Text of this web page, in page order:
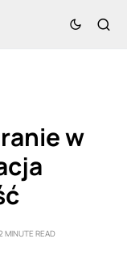
w
MINUTE READ